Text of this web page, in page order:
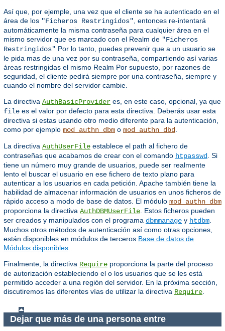
Así que, por ejemple, una vez que el cliente se ha autenticado en el
área de los "Ficheros Restringidos" , entonces re-intentará
automáticamente la misma contraseña para cualquier área en el
mismo servidor que es marcado con el Realm de "Ficheros
Restringidos" Por lo tanto, puedes prevenir que a un usuario se
le pida mas de una vez por su contraseña, compartiendo así varias
áreas restringidas el mismo Realm Por supuesto, por razones de
seguridad, el cliente pedirá siempre por una contraseña, siempre y
cuando el nombre del servidor cambie.
La directiva AuthBasicProvider es, en este caso, opcional, ya que
file es el valor por defecto para esta directiva. Deberás usar esta
directiva si estas usando otro medio diferente para la autenticación,
como por ejemplo mod_authn_dbm o mod_authn_dbd
La directiva AuthUserFile establece el path al fichero de
contraseñas que acabamos de crear con el comando htpasswd
. Si
tiene un número muy grande de usuarios, puede ser realmente
lento el buscar el usuario en ese fichero de texto plano para
autenticar a los usuarios en cada petición. Apache también tiene la
habilidad de almacenar información de usuarios en unos ficheros de
rápido acceso a modo de base de datos. El módulo mod_authn_dbm
proporciona la directiva AuthDBMUserFile . Estos ficheros pueden
ser creados y manipulados con el programa dbmmanage y htdbm
Muchos otros métodos de autenticación así como otras opciones,
están disponibles en módulos de terceros Base de datos de
Módulos disponibles
Finalmente, la directiva Require proporciona la parte del proceso
de autorización estableciendo el o los usuarios que se les está
permitido acceder a una región del servidor. En la próxima sección,
discutiremos las diferentes vías de utilizar la directiva Require
Dejar que más de una persona entre